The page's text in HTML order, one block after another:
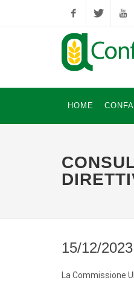
FacebookTwitter
HOME
15/12/2023
La Commissione